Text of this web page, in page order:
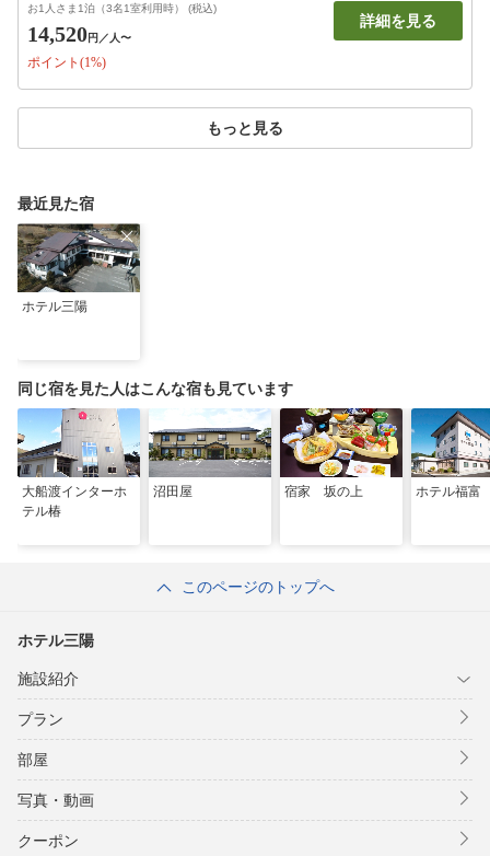
お1人さま1泊（3名1室利用時） (税込)
14,520円 ／人〜
ポイント(1%)
詳細を見る
もっと見る
最近見た宿
ホテル三陽
同じ宿を見た人はこんな宿も見ています
大船渡インターホ
テル椿
沼田屋 宿家 坂の上 ホテル福富
このページのトップへ
ホテル三陽
施設紹介
プラン
部屋
写真・動画
クーポン